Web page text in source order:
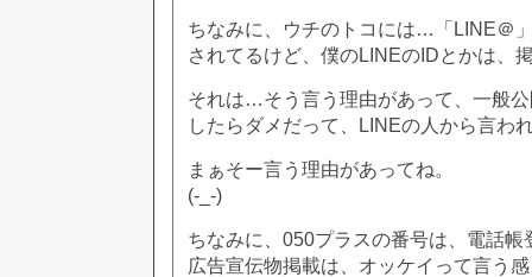
ちなみに、ウチのトコには…「LINE＠
されてるけど、僕のLINEのIDとかは、
それは…そう言う理由があって、一般
したらダメだって、LINEの人から言わ
まぁそー言う理由があってね。
(-_-)
ちなみに、050プラスの番号は、電話帳
広告宣伝物掲載は、オッケイって言う